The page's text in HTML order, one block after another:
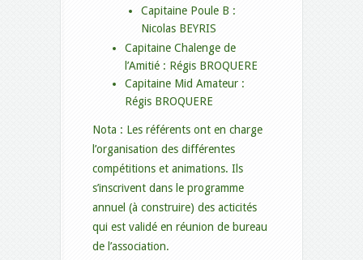
Capitaine Poule B :
Nicolas BEYRIS
Capitaine Chalenge de
l’Amitié : Régis BROQUERE
Capitaine Mid Amateur :
Régis BROQUERE
Nota : Les référents ont en charge
l’organisation des différentes
compétitions et animations. Ils
s’inscrivent dans le programme
annuel (à construire) des acticités
qui est validé en réunion de bureau
de l’association.